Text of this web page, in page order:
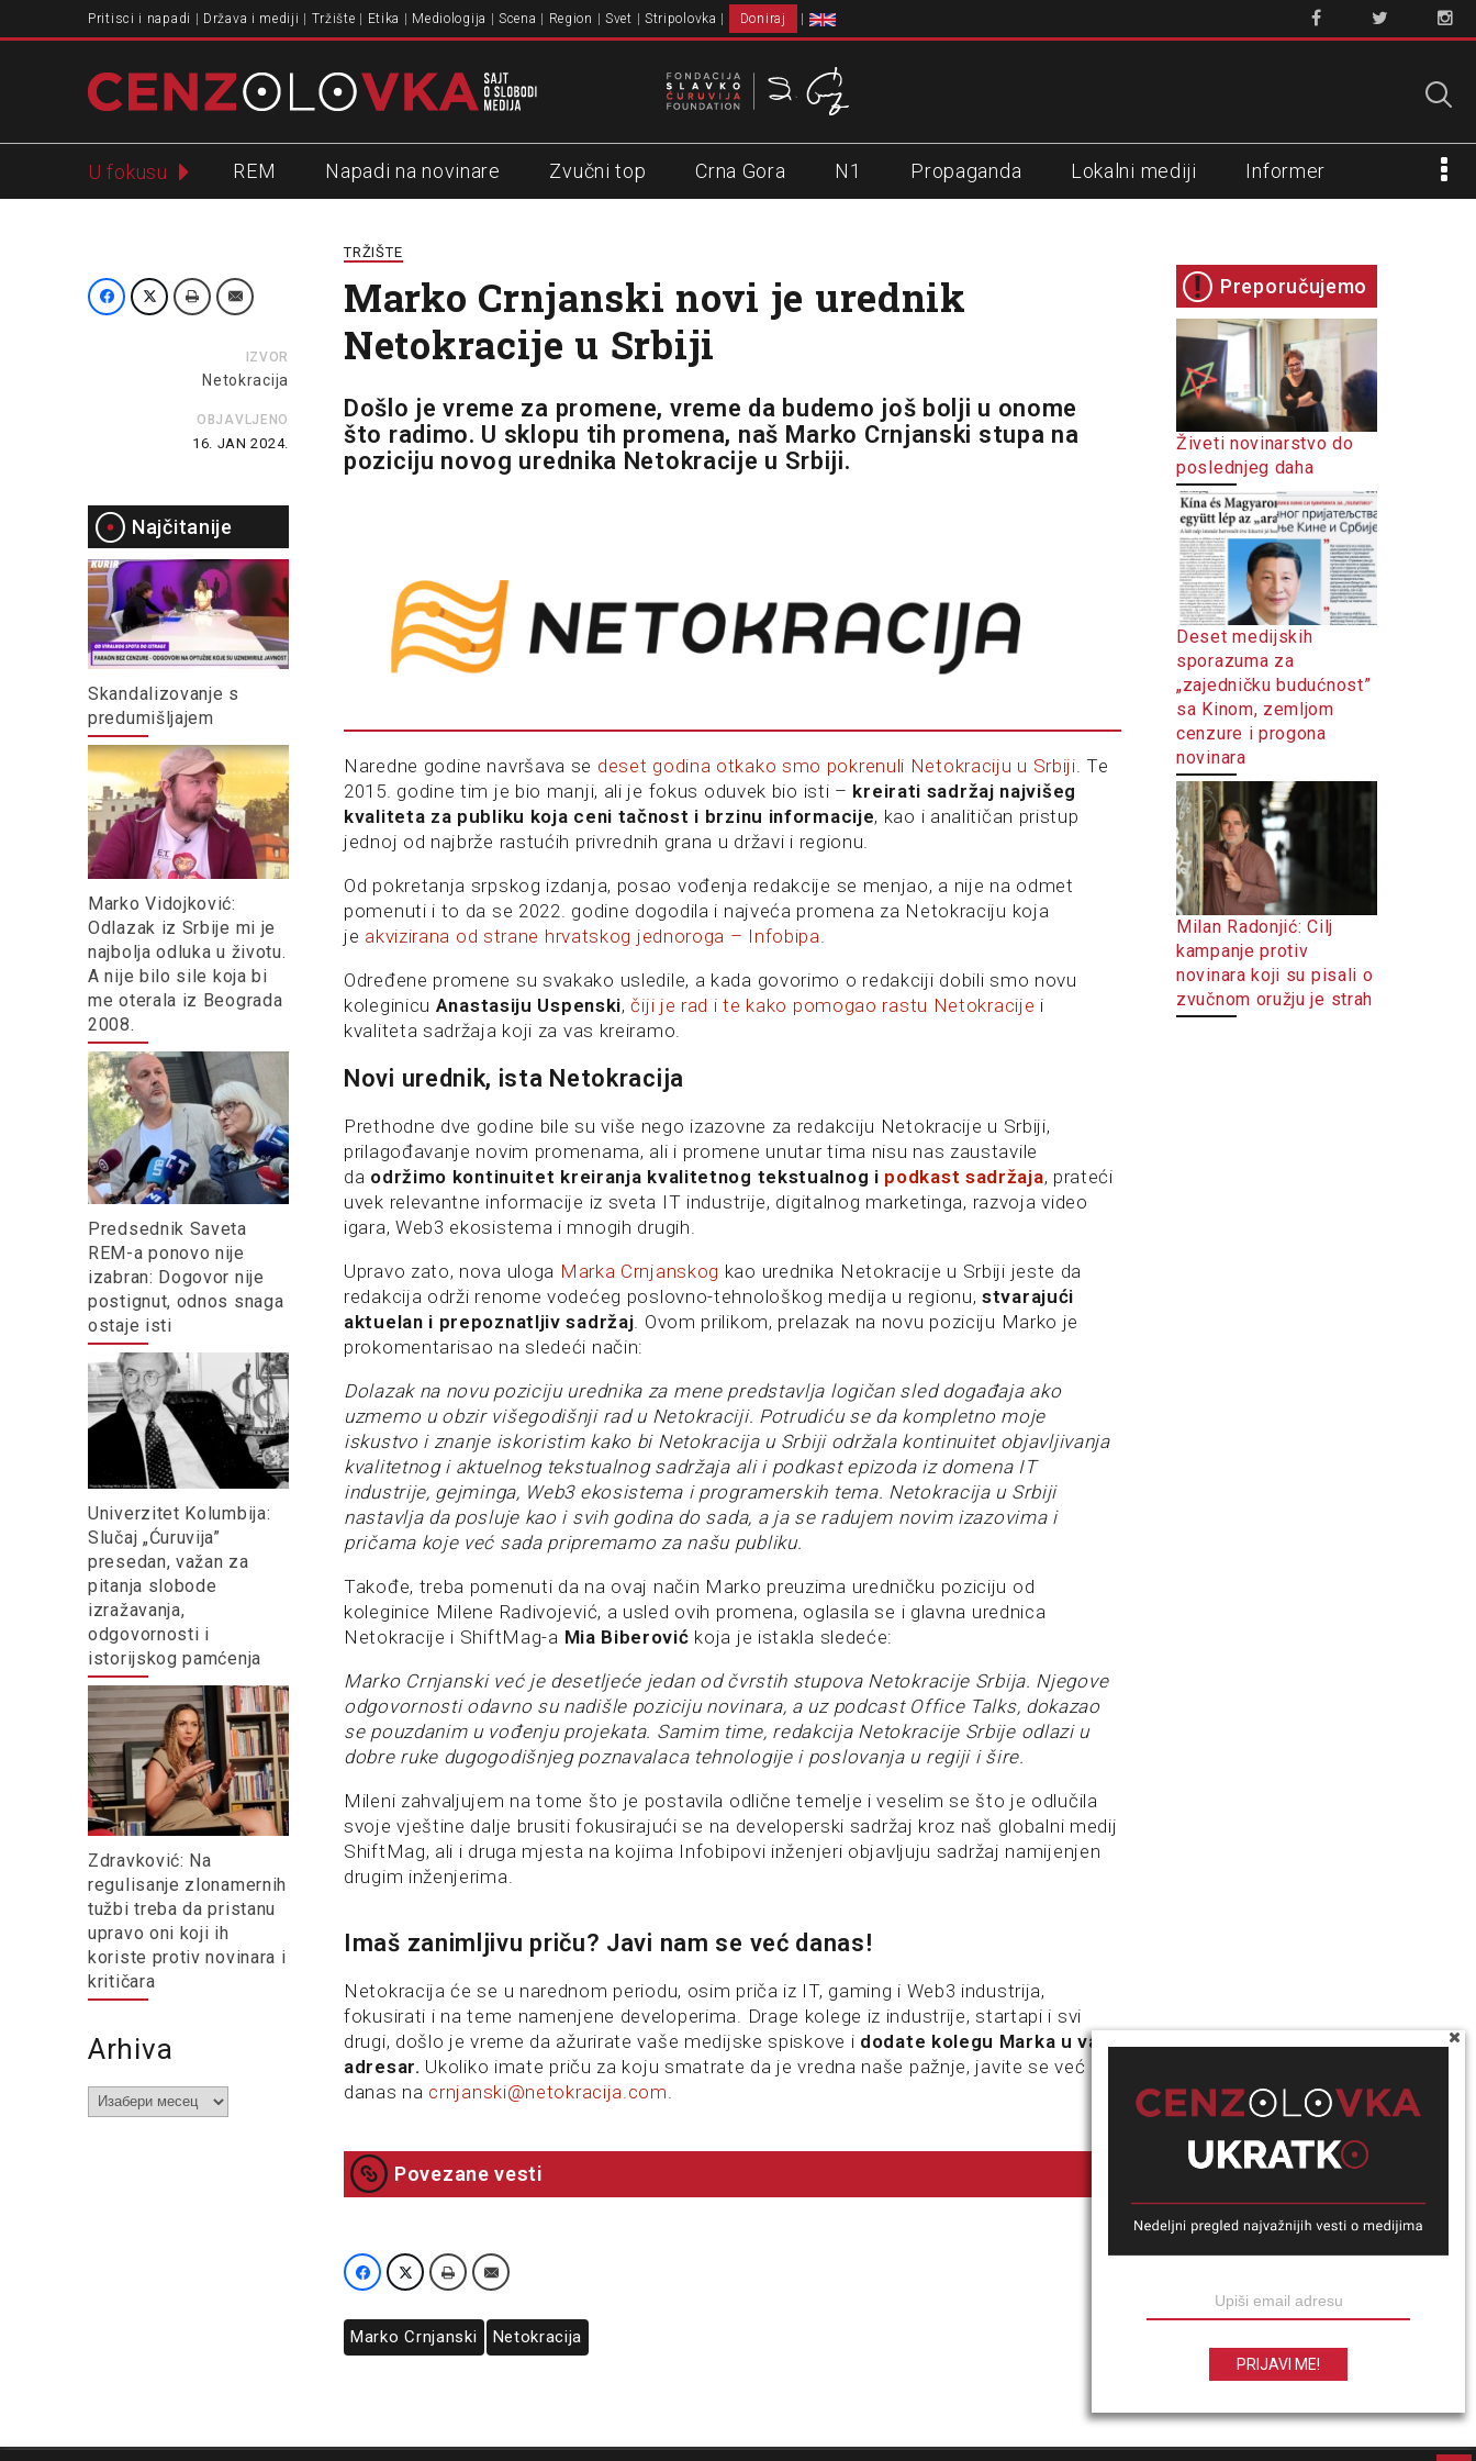
Pritisci i napadi Država i mediji Tržište Etika Mediologija Scena Region Svet Stripolovka Doniraj
U fokusu REM Napadi na novinare Zvučni top Crna Gora N1 Propaganda Lokalni mediji Informer
IZVOR
Netokracija
OBJAVLJENO
16. JAN 2024.
Najčitanije
Skandalizovanje s
predumišljajem
Marko Vidojković:
Odlazak iz Srbije mi je
najbolja odluka u životu.
A nije bilo sile koja bi
me oterala iz Beograda
2008.
Predsednik Saveta
REM-a ponovo nije
izabran: Dogovor nije
postignut, odnos snaga
ostaje isti
Univerzitet Kolumbija:
Slučaj „Ćuruvija”
presedan, važan za
pitanja slobode
izražavanja,
odgovornosti i
istorijskog pamćenja
Zdravković: Na
regulisanje zlonamernih
tužbi treba da pristanu
upravo oni koji ih
koriste protiv novinara i
kritičara
Arhiva
Arhiva
TRŽIŠTE
Marko Crnjanski novi je urednik
Netokracije u Srbiji
Došlo je vreme za promene, vreme da budemo još bolji u onome
što radimo. U sklopu tih promena, naš Marko Crnjanski stupa na
poziciju novog urednika Netokracije u Srbiji.
Naredne godine navršava se deset godina otkako smo pokrenuli Netokraciju u Srbiji . Te
2015. godine tim je bio manji, ali je fokus oduvek bio isti – kreirati sadržaj najvišeg
kvaliteta za publiku koja ceni tačnost i brzinu informacije, kao i analitičan pristup
jednoj od najbrže rastućih privrednih grana u državi i regionu.
Od pokretanja srpskog izdanja, posao vođenja redakcije se menjao, a nije na odmet
pomenuti i to da se 2022. godine dogodila i najveća promena za Netokraciju koja
je akvizirana od strane hrvatskog jednoroga – Infobipa
Određene promene su svakako usledile, a kada govorimo o redakciji dobili smo novu
koleginicu Anastasiju Uspenski,čiji je rad i te kako pomogao rastu Netokracije i
kvaliteta sadržaja koji za vas kreiramo.
Novi urednik, ista Netokracija
Prethodne dve godine bile su više nego izazovne za redakciju Netokracije u Srbiji,
prilagođavanje novim promenama, ali i promene unutar tima nisu nas zaustavile
da održimo kontinuitet kreiranja kvalitetnog tekstualnog i podkast sadržaja, prateći
uvek relevantne informacije iz sveta IT industrije, digitalnog marketinga, razvoja video
igara, Web3 ekosistema i mnogih drugih.
Upravo zato, nova uloga Marka Crnjanskog kao urednika Netokracije u Srbiji jeste da
redakcija održi renome vodećeg poslovno-tehnološkog medija u regionu, stvarajući
aktuelan i prepoznatljiv sadržaj . Ovom prilikom, prelazak na novu poziciju Marko je
prokomentarisao na sledeći način:
Dolazak na novu poziciju urednika za mene predstavlja logičan sled događaja ako
uzmemo u obzir višegodišnji rad u Netokraciji. Potrudiću se da kompletno moje
iskustvo i znanje iskoristim kako bi Netokracija u Srbiji održala kontinuitet objavljivanja
kvalitetnog i aktuelnog tekstualnog sadržaja ali i podkast epizoda iz domena IT
industrije, gejminga, Web3 ekosistema i programerskih tema. Netokracija u Srbiji
nastavlja da posluje kao i svih godina do sada, a ja se radujem novim izazovima i
pričama koje već sada pripremamo za našu publiku.
Takođe, treba pomenuti da na ovaj način Marko preuzima uredničku poziciju od
koleginice Milene Radivojević, a usled ovih promena, oglasila se i glavna urednica
Netokracije i ShiftMag-a Mia Biberović koja je istakla sledeće:
Marko Crnjanski već je desetljeće jedan od čvrstih stupova Netokracije Srbija. Njegove
odgovornosti odavno su nadišle poziciju novinara, a uz podcast Office Talks, dokazao
se pouzdanim u vođenju projekata. Samim time, redakcija Netokracije Srbije odlazi u
dobre ruke dugogodišnjeg poznavalaca tehnologije i poslovanja u regiji i šire.
Mileni zahvaljujem na tome što je postavila odlične temelje i veselim se što je odlučila
svoje vještine dalje brusiti fokusirajući se na developerski sadržaj kroz naš globalni medij
ShiftMag, ali i druga mjesta na kojima Infobipovi inženjeri objavljuju sadržaj namijenjen
drugim inženjerima.
Imaš zanimljivu priču? Javi nam se već danas!
Netokracija će se u narednom periodu, osim priča iz IT, gaming i Web3 industrija,
fokusirati i na teme namenjene developerima. Drage kolege iz industrije, startapi i svi
drugi, došlo je vreme da ažurirate vaše medijske spiskove i dodate kolegu Marka u vaš
adresar. Ukoliko imate priču za koju smatrate da je vredna naše pažnje, javite se već
danas na crnjanski@netokracija.com
Povezane vesti
Marko Crnjanski Netokracija
Preporučujemo
Živeti novinarstvo do
poslednjeg daha
Deset medijskih
sporazuma za
„zajedničku budućnost”
sa Kinom, zemljom
cenzure i progona
novinara
Milan Radonjić: Cilj
kampanje protiv
novinara koji su pisali o
zvučnom oružju je strah